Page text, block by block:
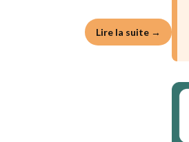
Lire la suite →